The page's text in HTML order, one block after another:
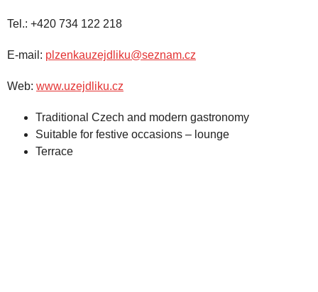
Tel.: +420 734 122 218
E-mail: plzenkauzejdliku@seznam.cz
Web: www.uzejdliku.cz
Traditional Czech and modern gastronomy
Suitable for festive occasions – lounge
Terrace